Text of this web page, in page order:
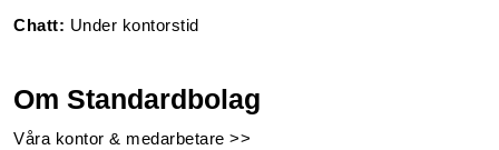
Chatt: Under kontorstid
Om Standardbolag
Våra kontor & medarbetare >>